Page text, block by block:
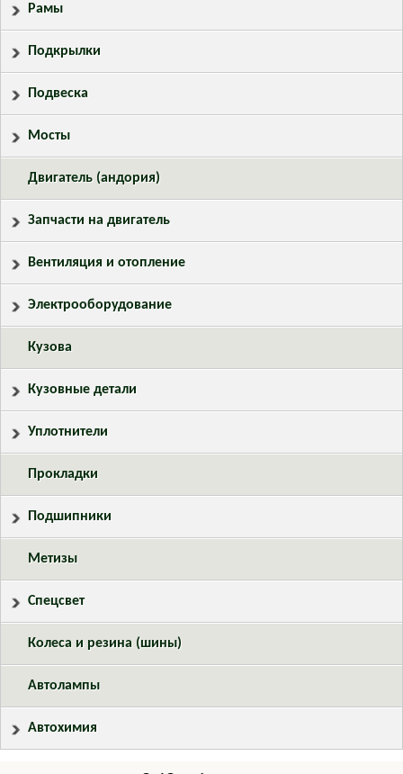
Рамы
Подкрылки
Подвеска
Мосты
Двигатель (андория)
Запчасти на двигатель
Вентиляция и отопление
Электрооборудование
Кузова
Кузовные детали
Уплотнители
Прокладки
Подшипники
Метизы
Спецсвет
Колеса и резина (шины)
Автолампы
Автохимия